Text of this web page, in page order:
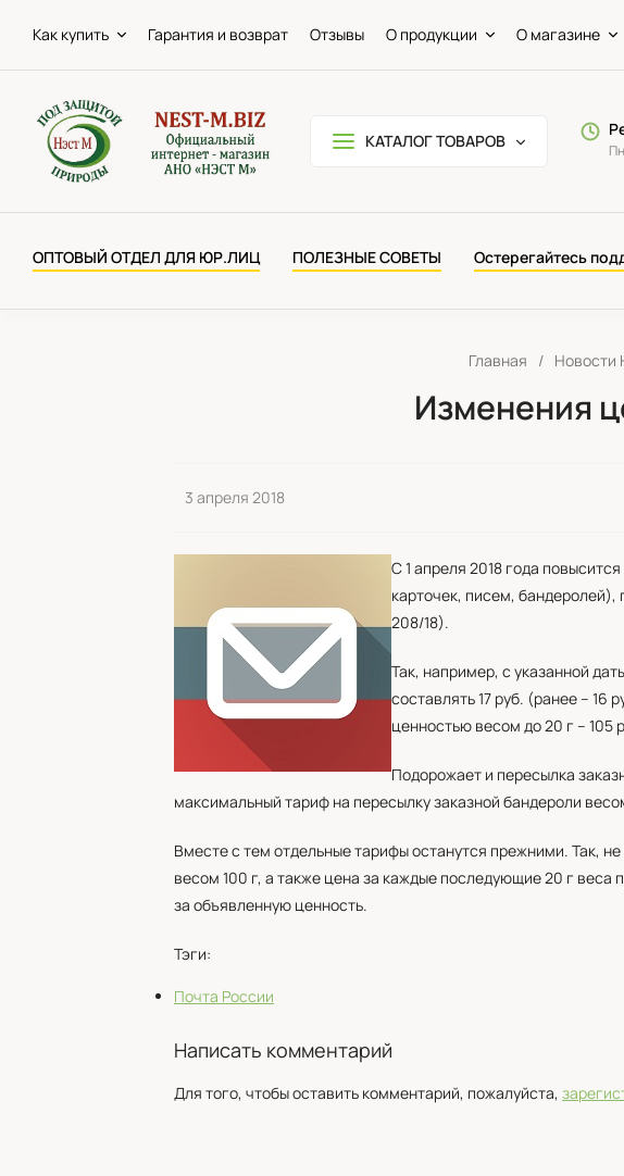
Как купить Гарантия и возврат Отзывы О продукции О магазине
КАТАЛОГ ТОВАРОВ
ОПТОВЫЙ ОТДЕЛ ДЛЯ ЮР.ЛИЦ ПОЛЕЗНЫЕ СОВЕТЫ Остерегайтесь
Главная /
Изменения
3 апреля 2018
С 1 апреля 2018 года
карточек, писем,
208/18).
Так, например, с указанной
составлять 17 руб. (ранее – 16
ценностью весом до 20 г – 105
Подорожает и пересылка
максимальный тариф на пересылку заказной бандероли
Вместе с тем отдельные тарифы останутся прежними. Так,
весом 100 г, а также цена за каждые последующие 20 г
за объявленную ценность.
Тэги:
Почта России
Написать комментарий
Для того, чтобы оставить комментарий, пожалуйста,